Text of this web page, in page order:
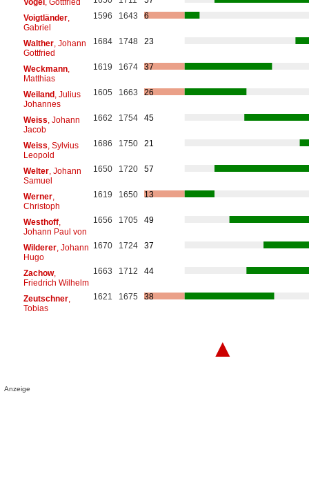
Voigtländer,
Gabriel
1596 1643 6
Walther, Johann
Gottfried
1684 1748 23
Weckmann,
Matthias
1619 1674 37
Weiland, Julius
Johannes
1605 1663 26
Weiss , Johann
Jacob
1662 1754 45
Weiss , Sylvius
Leopold
1686 1750 21
Welter, Johann
Samuel
1650 1720 57
Werner,
Christoph
1619 1650 13
Westhoff,
Johann Paul von
1656 1705 49
Wilderer, Johann
Hugo
1670 1724 37
Zachow,
Friedrich Wilhelm
1663 1712 44
Zeutschner,
Tobias
1621 1675 38
▲
Anzeige